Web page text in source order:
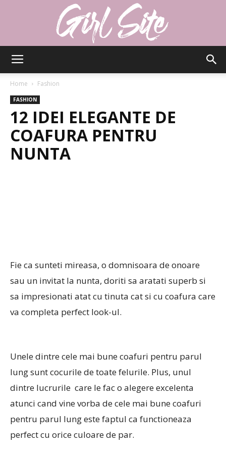
Home Fashion
FASHION
12 IDEI ELEGANTE DE
COAFURA PENTRU
NUNTA
Fie ca sunteti mireasa, o domnisoara de onoare
sau un invitat la nunta, doriti sa aratati superb si
sa impresionati atat cu tinuta cat si cu coafura care
va completa perfect look-ul.
Unele dintre cele mai bune coafuri pentru parul
lung sunt cocurile de toate felurile. Plus, unul
dintre lucrurile care le fac o alegere excelenta
atunci cand vine vorba de cele mai bune coafuri
pentru parul lung este faptul ca functioneaza
perfect cu orice culoare de par.